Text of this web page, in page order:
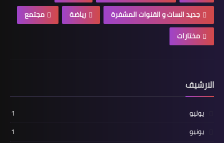
جديد السات و القنوات المشفرة
رياضة
مجتمع
مختارات
الارشيف
يوليو
1
يونيو
1